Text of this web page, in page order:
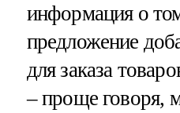
информация о
предложение
для заказа
– проще говоря,